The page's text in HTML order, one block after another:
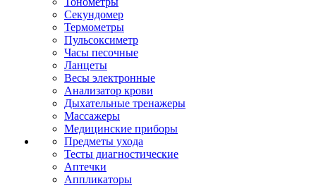
Секундомер
Термометры
Пульсоксиметр
Часы песочные
Ланцеты
Весы электронные
Анализатор крови
Дыхательные тренажеры
Массажеры
Медицинские приборы
Предметы ухода
Тесты диагностические
Аптечки
Аппликаторы